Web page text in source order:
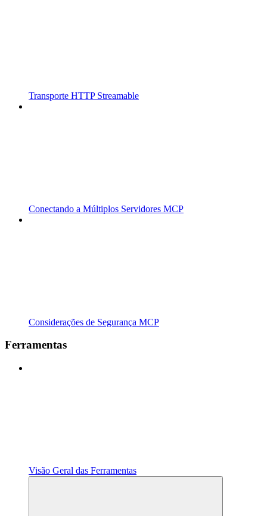
Transporte HTTP Streamable
Conectando a Múltiplos Servidores MCP
Considerações de Segurança MCP
Ferramentas
Visão Geral das Ferramentas